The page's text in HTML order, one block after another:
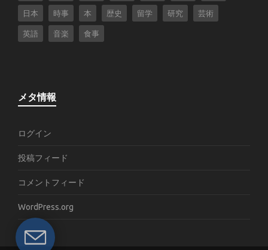
日本 時事 本 歴史 留学 研究 芸術
英語 音楽 食事
メタ情報
ログイン
投稿フィード
コメントフィード
WordPress.org